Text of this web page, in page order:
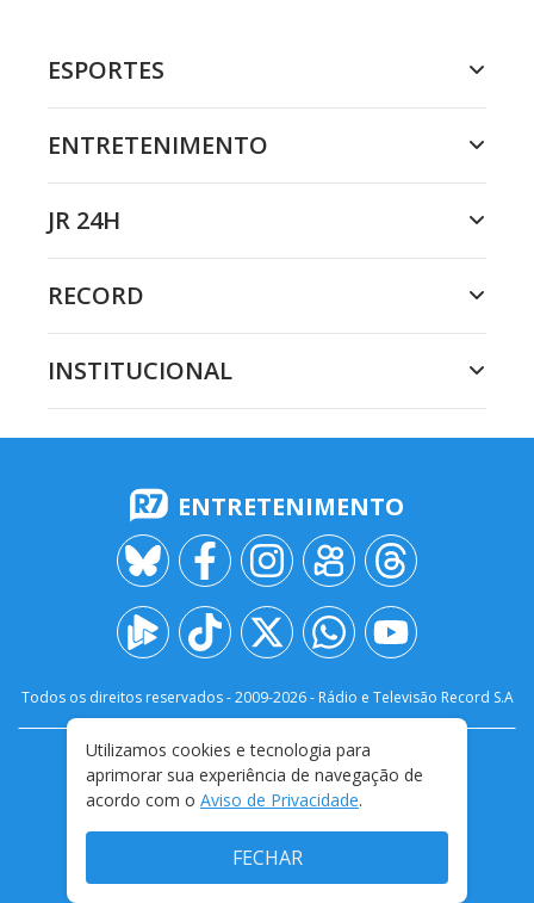
ESPORTES
ENTRETENIMENTO
JR 24H
RECORD
INSTITUCIONAL
ENTRETENIMENTO
Todos os direitos reservados - 2009-2026- Rádio e Televisão Record S.A
FALE CONOSCO
PRIVACIDADE
TERMOS E CONDIÇÕES DE USO
Utilizamos cookies e tecnologia para
aprimorar sua experiência de navegação de
acordo com o Aviso de Privacidade.
FECHAR